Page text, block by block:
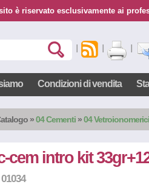
è riservato esclusivamente ai
Condizioni di vendita
»04 Cementi »04 Vetroionomerici
cem intro kit